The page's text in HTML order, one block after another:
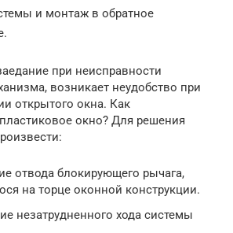
и монтаж в обратное
при неисправности
возникает неудобство при
открытого окна. Как
окно? Для решения
отвода блокирующего рычага,
на торце оконной конструкции.
незатрудненного хода системы